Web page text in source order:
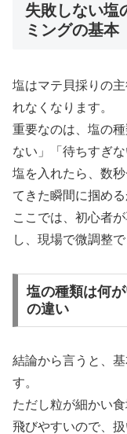
失敗しない塩
ミングの基本
塩はマテ貝採りの
れなくなります。
重要なのは、塩の
ない」「待ちすぎな
塩を入れたら、数
てきた瞬間に掴め
ここでは、初心者
し、現場で微調整
塩の種類は何
の違い
結論から言うと、
す。
ただし粒が細かい
飛びやすいので、